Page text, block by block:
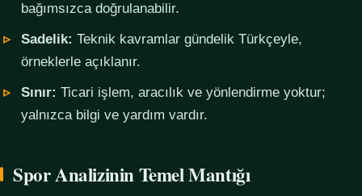
bağımsızca doğrulanabilir.
Sadelik: Teknik kavramlar gündelik Türkçeyle,
örneklerle açıklanır.
Sınır: Ticari işlem, aracılık ve yönlendirme yoktur;
yalnızca bilgi ve yardım vardır.
Spor Analizinin Temel Mantığı